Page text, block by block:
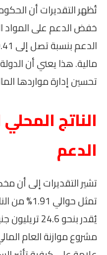
تُظهر التقديرات أن
خفض الدعم على المواد
مالية. هذا يعني أن
تحسين إدارة مواردها
الناتج
الدعم
تشير التقديرات إلى
تمثل حوالي